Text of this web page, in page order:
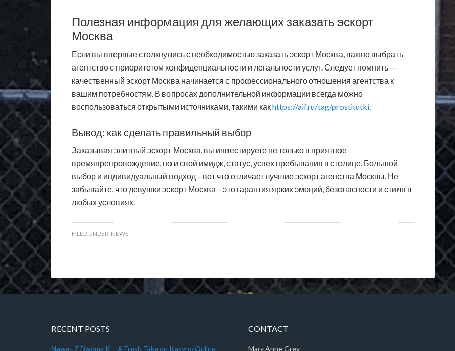
Полезная информация для желающих заказать эскорт
Москва
Если вы впервые столкнулись с необходимостью заказать эскорт Москва, важно выбрать
агентство с приоритетом конфиденциальности и легальности услуг. Следует помнить —
качественный эскорт Москва начинается с профессионального отношения агентства к
вашим потребностям. В вопросах дополнительной информации всегда можно
воспользоваться открытыми источниками, такими какhttps://aif.ru/tag/prostitutki.
Вывод: как сделать правильный выбор
Заказывая элитный эскорт Москва, вы инвестируете не только в приятное
времяпрепровождение, но и свой имидж, статус, успех пребывания в столице. Большой
выбор и индивидуальный подход – вот что отличает лучшие эскорт агенства Москвы. Не
забывайте, что девушки эскорт Москва – это гарантия ярких эмоций, безопасности и стиля в
любых условиях.
FILED UNDER: NEWS
RECENT POSTS
Nawet Z Dwoma K – A Fresh Take on Kasyno Online
CONTACT
Mary Anne Grey